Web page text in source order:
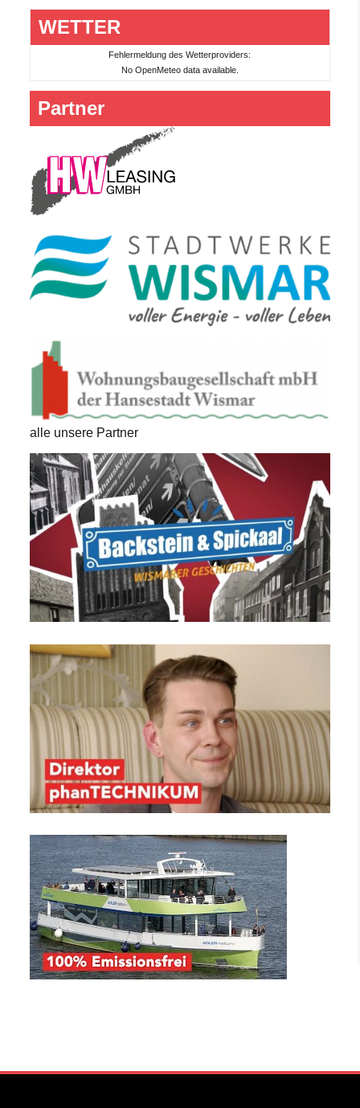
WETTER
Fehlermeldung des Wetterproviders:
No OpenMeteo data available.
Partner
alle unsere Partner